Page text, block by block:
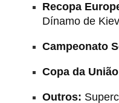
Recopa
Dínamo de
Campeonato
Copa da
Outros: